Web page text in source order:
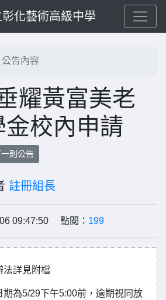
化藝術高級中學
公告內容
耀黃富美老
金校內申請
則公告
註冊組長
09:47:50 點閱： 199
法詳見附檔
期為5/29下午5:00前，逾期視同放